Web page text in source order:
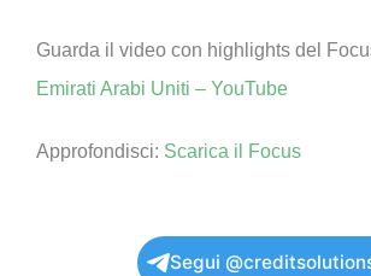
Guarda il video con highlights del
Emirati Arabi Uniti – YouTube
Approfondisci: Scarica il Focus
Segui